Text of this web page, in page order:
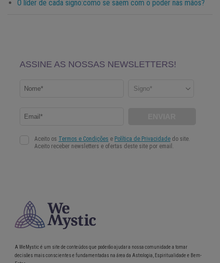
O líder de cada signo:como se saem com o poder nas mãos?
A WeMystic é um site de conteúdos que poderão ajudar a nossa comunidade a tomar
decisões mais conscientes e fundamentadas na área da Astrologia, Espiritualidade e Bem-